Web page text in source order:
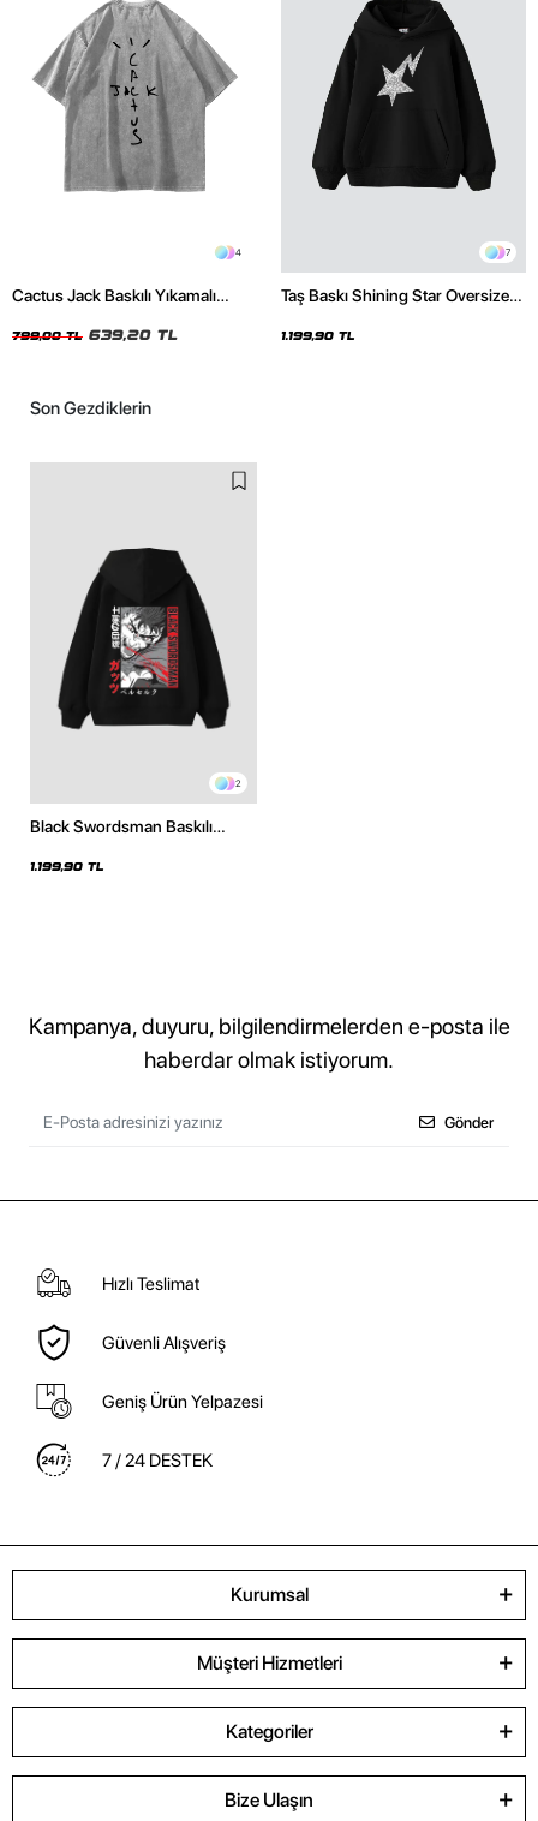
4
Cactus Jack Baskılı Yıkamalı
799,00 TL 639,20 TL
7
Taş Baskı Shining Star Oversize
1.199,90 TL
Son Gezdiklerin
2
Black Swordsman Baskılı
1.199,90 TL
Kampanya, duyuru, bilgilendirmelerden e-posta ile
haberdar olmak istiyorum.
Gönder
Hızlı Teslimat
Güvenli Alışveriş
Geniş Ürün Yelpazesi
7 / 24 DESTEK
Kurumsal
Müşteri Hizmetleri
Kategoriler
Bize Ulaşın